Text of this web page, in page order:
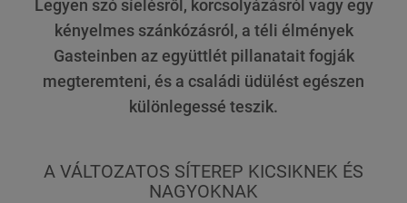
Legyen szó síelésről, korcsolyázásról vagy egy
kényelmes szánkózásról, a téli élmények
Gasteinben az együttlét pillanatait fogják
megteremteni, és a családi üdülést egészen
különlegessé teszik.
A VÁLTOZATOS SÍTEREP KICSIKNEK ÉS
NAGYOKNAK